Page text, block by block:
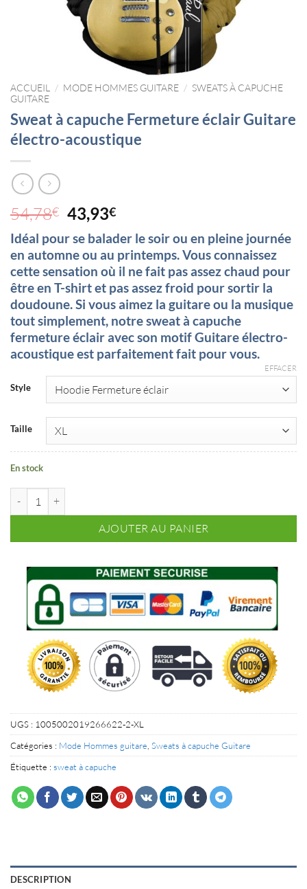
ACCUEIL / MODE HOMMES GUITARE / SWEATS À CAPUCHE
GUITARE
Sweat à capuche Fermeture éclair Guitare
électro-acoustique
54,78€ Le
prix
initial
était :
54,78€.
43,93€Le
prix
actuel
est :
43,93€.
Idéal pour se balader le soir ou en pleine journée
en automne ou au printemps. Vous connaissez
cette sensation où il ne fait pas assez chaud pour
être en T-shirt et pas assez froid pour sortir la
doudoune. Si vous aimez la guitare ou la musique
tout simplement, notre sweat à capuche
fermeture éclair avec son motif Guitare électro-
acoustique est parfaitement fait pour vous.
Style
Taille
EFFACER
En stock
AJOUTER AU PANIER
UGS : 1005002019266622-2-XL
Catégories : Mode Hommes guitare Sweats à capuche Guitare
Étiquette : sweat à capuche
DESCRIPTION